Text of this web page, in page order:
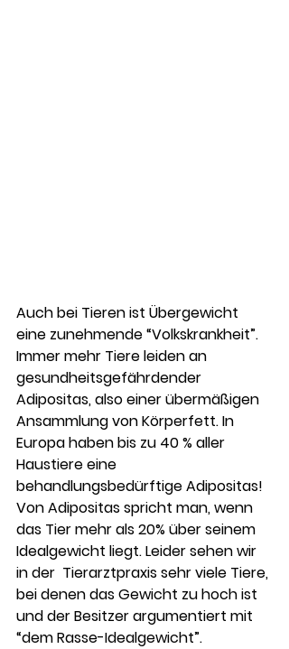
Auch bei Tieren ist Übergewicht
eine zunehmende “Volkskrankheit”.
Immer mehr Tiere leiden an
gesundheitsgefährdender
Adipositas, also einer übermäßigen
Ansammlung von Körperfett. In
Europa haben bis zu 40 % aller
Haustiere eine
behandlungsbedürftige Adipositas!
Von Adipositas spricht man, wenn
das Tier mehr als 20% über seinem
Idealgewicht liegt. Leider sehen wir
in der  Tierarztpraxis sehr viele Tiere,
bei denen das Gewicht zu hoch ist
und der Besitzer argumentiert mit
“dem Rasse-Idealgewicht”.